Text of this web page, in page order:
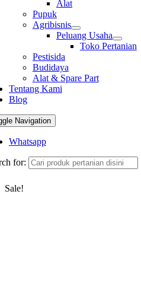
Alat
Pupuk
Agribisnis
Peluang Usaha
Toko Pertanian
Pestisida
Budidaya
Alat & Spare Part
Tentang Kami
Blog
Navigation
Whatsapp
for:
Sale!